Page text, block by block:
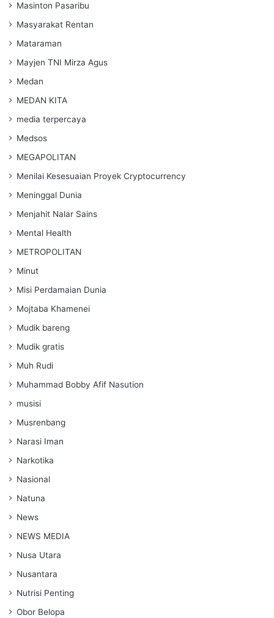
Masinton Pasaribu
Masyarakat Rentan
Mataraman
Mayjen TNI Mirza Agus
Medan
MEDAN KITA
media terpercaya
Medsos
MEGAPOLITAN
Menilai Kesesuaian Proyek Cryptocurrency
Meninggal Dunia
Menjahit Nalar Sains
Mental Health
METROPOLITAN
Minut
Misi Perdamaian Dunia
Mojtaba Khamenei
Mudik bareng
Mudik gratis
Muh Rudi
Muhammad Bobby Afif Nasution
musisi
Musrenbang
Narasi Iman
Narkotika
Nasional
Natuna
News
NEWS MEDIA
Nusa Utara
Nusantara
Nutrisi Penting
Obor Belopa